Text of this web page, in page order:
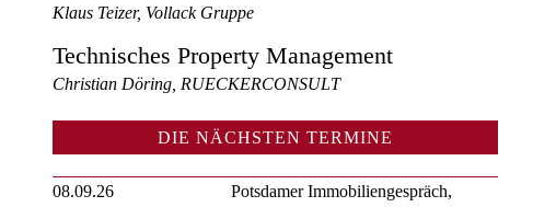
Klaus Teizer, Vollack Gruppe
Technisches Property Management
Christian Döring, RUECKERCONSULT
DIE NÄCHSTEN TERMINE
08.09.26 Potsdamer Immobiliengespräch,